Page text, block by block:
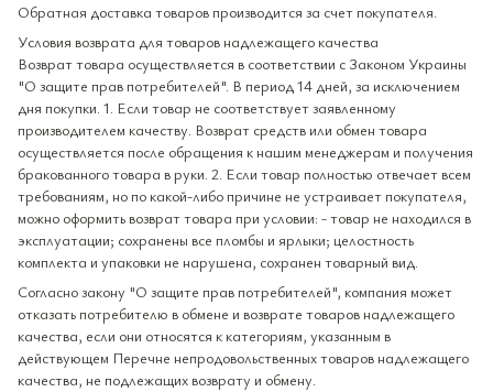
Обратная доставка товаров производится за счет покупателя.
Условия возврата для товаров надлежащего качества
Возврат товара осуществляется в соответствии с Законом Украины
"О защите прав потребителей". В период 14 дней, за исключением
дня покупки. 1. Если товар не соответствует заявленному
производителем качеству. Возврат средств или обмен товара
осуществляется после обращения к нашим менеджерам и получения
бракованного товара в руки. 2. Если товар полностью отвечает всем
требованиям, но по какой-либо причине не устраивает покупателя,
можно оформить возврат товара при условии: - товар не находился в
эксплуатации; сохранены все пломбы и ярлыки; целостность
комплекта и упаковки не нарушена, сохранен товарный вид.
Согласно закону "О защите прав потребителей", компания может
отказать потребителю в обмене и возврате товаров надлежащего
качества, если они относятся к категориям, указанным в
действующем Перечне непродовольственных товаров надлежащего
качества, не подлежащих возврату и обмену.